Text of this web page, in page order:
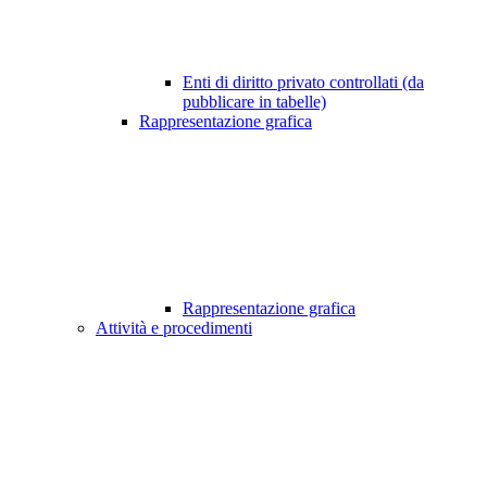
Enti di diritto privato controllati (da
pubblicare in tabelle)
Rappresentazione grafica
Rappresentazione grafica
Attività e procedimenti